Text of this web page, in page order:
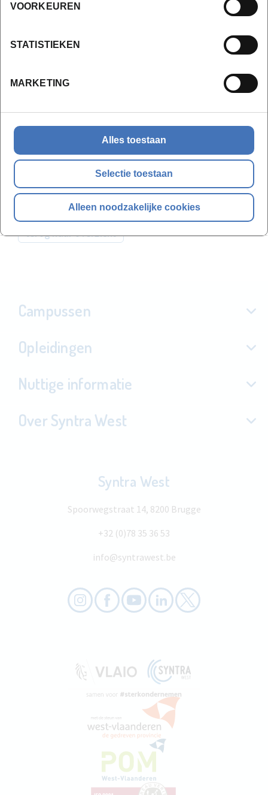
VOORKEUREN
STATISTIEKEN
MARKETING
Alles toestaan
Selectie toestaan
Alleen noodzakelijke cookies
4 min.
Nieuwe opleiding 3D-Artist voor creatieve
Nieuwe 3D-opleiding start dit najaar op campus
Syntra West Kortrijk
terug naar overzicht
Campussen
Opleidingen
Nuttige informatie
Over Syntra West
Syntra West
Spoorwegstraat 14, 8200 Brugge
+32 (0)78 35 36 53
info@syntrawest.be